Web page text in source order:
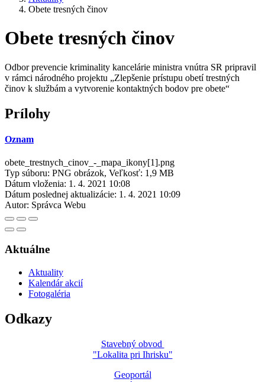
Obete tresných činov
Obete tresných činov
Odbor prevencie kriminality kancelárie ministra vnútra SR pripravil
v rámci národného projektu „Zlepšenie prístupu obetí trestných
činov k službám a vytvorenie kontaktných bodov pre obete“
Prílohy
Oznam
obete_trestnych_cinov_-_mapa_ikony[1].png
Typ súboru: PNG obrázok, Veľkosť: 1,9 MB
Dátum vloženia: 1. 4. 2021 10:08
Dátum poslednej aktualizácie: 1. 4. 2021 10:09
Autor: Správca Webu
Aktuálne
Aktuality
Kalendár akcií
Fotogaléria
Odkazy
Stavebný obvod
"Lokalita pri Ihrisku"
Geoportál